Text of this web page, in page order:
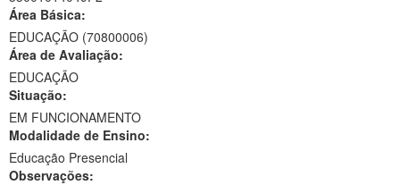
Ministério de Minas e Energia
Ministério da Ciência, Tecnologia, Inovações e Comunicações
Ministério do Meio Ambiente
Ministério do Turismo
Ministério do Desenvolvimento Regional
Área Básica:
EDUCAÇÃO (70800006)
Área de Avaliação:
EDUCAÇÃO
Situação:
EM FUNCIONAMENTO
Modalidade de Ensino:
Educação Presencial
Observações: